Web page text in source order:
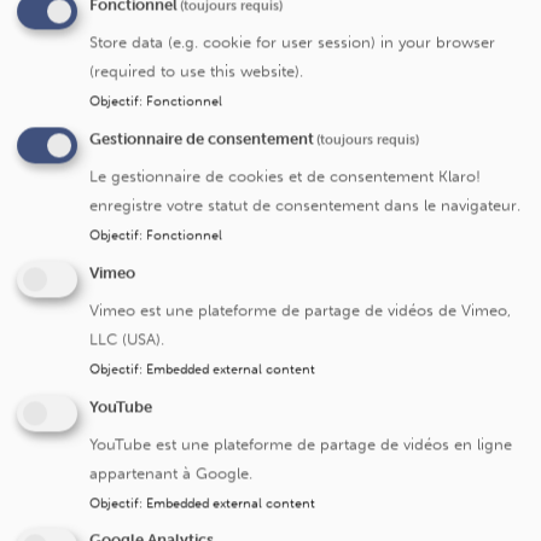
Si vous rencontrez des problèmes d'affichage
ou que vous êtes sur MAC/IPHONE, cliquez
pour lancer l'estimation dans une autre
fenêtre.
Matériel à votre charge durant
l’hospitalisation
Au cours de votre hospitalisation, la facturation de
Fonctionnel(toujours requis)
Store data (e.g. cookie for user session) in your browser
(required to use this website).
Objectif: Fonctionnel
Gestionnaire de consentement(toujours requis)
Le gestionnaire de cookies et de consentement Klaro!
enregistre votre statut de consentement dans le navigateur.
Objectif: Fonctionnel
Vimeo
Vimeo est une plateforme de partage de vidéos de Vimeo,
LLC (USA).
Objectif: Embedded external content
YouTube
YouTube est une plateforme de partage de vidéos en ligne
appartenant à Google.
Objectif: Embedded external content